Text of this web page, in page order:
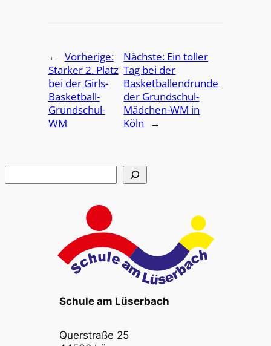
← Vorherige:
Starker 2. Platz
bei der Girls-
Basketball-
Grundschul-
WM
Nächste: Ein toller
Tag bei der
Basketballendrunde
der Grundschul-
Mädchen-WM in
Köln
→
Suchen
Schule am Lüserbach
Querstraße 25